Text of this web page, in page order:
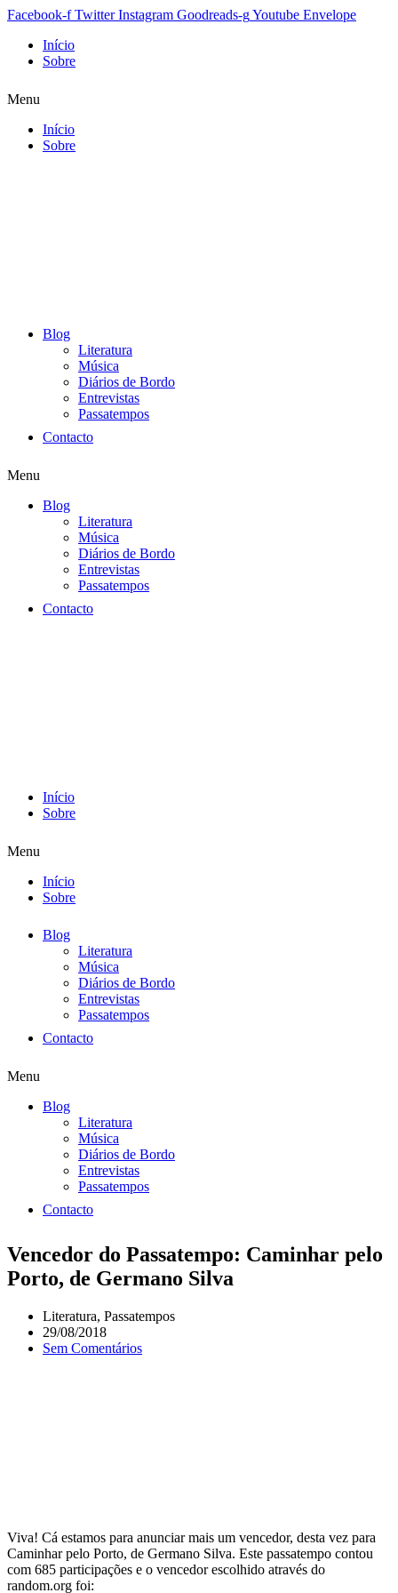
Facebook-f Twitter Instagram Goodreads-gYoutube Envelope
Início
Sobre
Menu
Início
Sobre
Blog
Literatura
Música
Diários de Bordo
Entrevistas
Passatempos
Contacto
Menu
Blog
Literatura
Música
Diários de Bordo
Entrevistas
Passatempos
Contacto
Início
Sobre
Menu
Início
Sobre
Blog
Literatura
Música
Diários de Bordo
Entrevistas
Passatempos
Contacto
Menu
Blog
Literatura
Música
Diários de Bordo
Entrevistas
Passatempos
Contacto
Vencedor do Passatempo: Caminhar pelo
Porto, de Germano Silva
Literatura, Passatempos
29/08/2018
Sem Comentários
Viva! Cá estamos para anunciar mais um vencedor, desta vez para
Caminhar pelo Porto, de Germano Silva. Este passatempo contou
com 685 participações e o vencedor escolhido através do
random.org foi: